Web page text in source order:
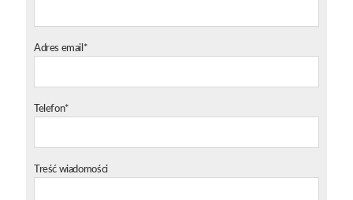
Adres email*
Telefon*
Treść wiadomości